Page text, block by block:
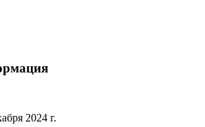
2024 г.